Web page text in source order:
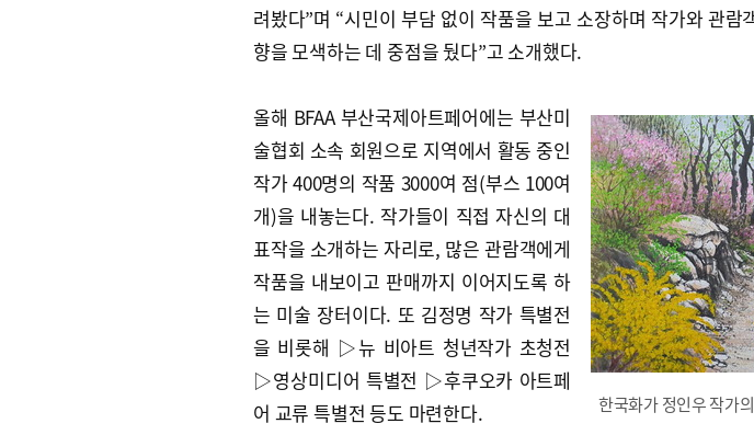
려봤다”며 “시민이 부담 없이 작품을 보고 소장하며 작가와 관람
향을 모색하는 데 중점을 뒀다”고 소개했다.
한국화가 정인우 작가
올해 BFAA 부산국제아트페어에는 부산미
술협회 소속 회원으로 지역에서 활동 중인
작가 400명의 작품 3000여 점(부스 100여
개)을 내놓는다. 작가들이 직접 자신의 대
표작을 소개하는 자리로, 많은 관람객에게
작품을 내보이고 판매까지 이어지도록 하
는 미술 장터이다. 또 김정명 작가 특별전
을 비롯해 ▷뉴 비아트 청년작가 초청전
▷영상미디어 특별전 ▷후쿠오카 아트페
어 교류 특별전 등도 마련한다.